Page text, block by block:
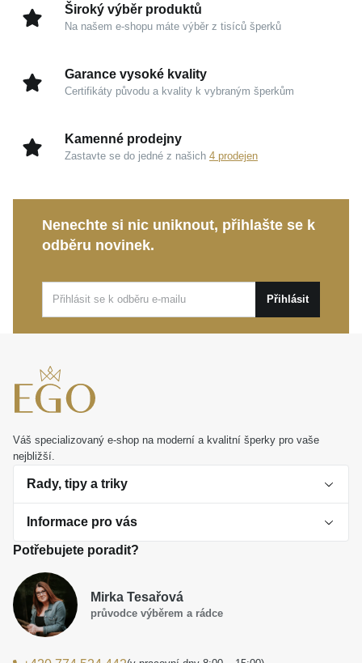
Široký výběr produktů
Na našem e-shopu máte výběr z tisíců šperků
Garance vysoké kvality
Certifikáty původu a kvality k vybraným šperkům
Kamenné prodejny
Zastavte se do jedné z našich 4 prodejen
Nenechte si nic uniknout, přihlašte se k
odběru novinek.
Přihlásit
Váš specializovaný e-shop na moderní a kvalitní šperky pro vaše
nejbližší.
Rady, tipy a triky
O perlách
Jak vybrat perlový šperk
Dárková inspirace
Smaltované a korálkové šperky jako trend
Informace pro vás
Obchodní podmínky
Reklamační řád
Potřebujete poradit?
Mirka Tesařová
průvodce výběrem a rádce